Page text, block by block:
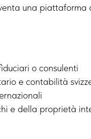
una piattaforma
o consulenti
e contabilità
e della proprietà